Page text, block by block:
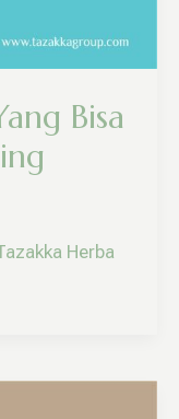
Bisa
Herba